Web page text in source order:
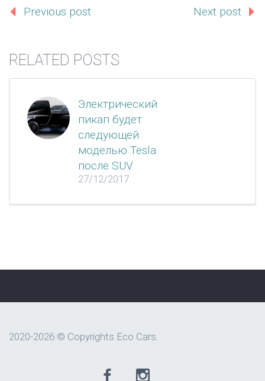
Previous post Next post
RELATED POSTS
Электрический
пикап будет
следующей
моделью Tesla
после SUV
27/12/2017
2020-2026 © Copyrights Eco Cars.